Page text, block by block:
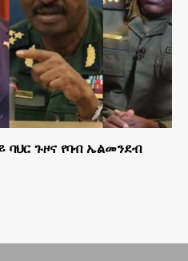
ጉዞና የባብ ኤልመንደብ